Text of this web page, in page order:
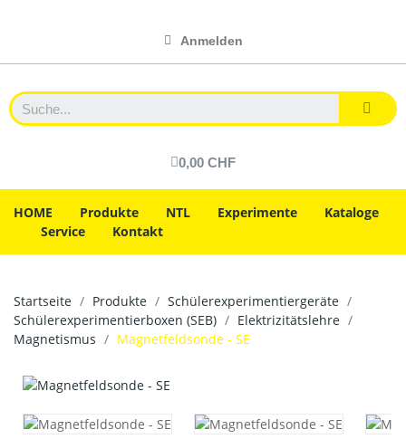
Anmelden
0,00 CHF
HOME Produkte NTL Experimente
Kataloge
Service
Kontakt
Startseite Produkte
Schülerexperimentiergeräte
Schülerexperimentierboxen (SEB)
Elektrizitätslehre
Magnetismus
Magnetfeldsonde - SE